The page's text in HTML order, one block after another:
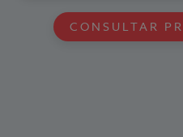
CONSULTAR